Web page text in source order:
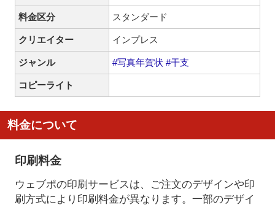
料金区分 スタンダード
クリエイター インプレス
ジャンル #写真年賀状 #干支
コピーライト
料金について
印刷料金
ウェブポの印刷サービスは、ご注文のデザインや印
刷方式により印刷料金が異なります。一部のデザイ